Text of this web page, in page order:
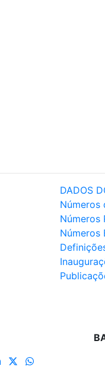
DADOS
Números
Números
Números